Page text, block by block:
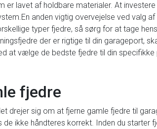
er lavet af holdbare materialer. At
anden vigtig overvejelse ved valg
typer fjedre, så sørg for at tage
der er rigtige til din garageport,
at vælge de bedste fjedre til din
fjedre
drejer sig om at fjerne gamle fjedre til
ikke håndteres korrekt. Inden du starter